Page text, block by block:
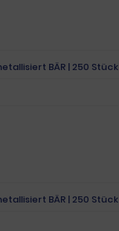
BÄR | 250 Stück
BÄR | 250 Stück